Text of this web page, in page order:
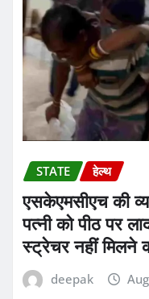
STATE हेल्थ
एसकेएमसीएच की
पत्नी को पीठ पर
स्ट्रेचर नहीं मिलने
deepak